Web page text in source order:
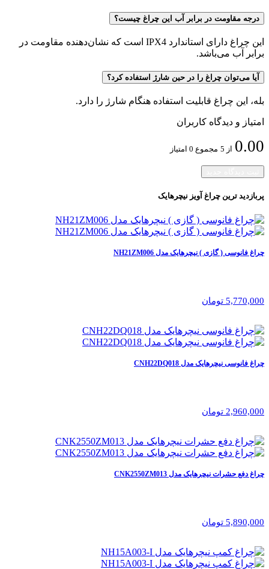
درجه مقاومت در برابر آب این چراغ چیست؟
این چراغ دارای استاندارد IPX4 است که نشان‌دهنده مقاومت در
برابر آب می‌باشد.
آیا می‌توان چراغ را در حین شارژ استفاده کرد؟
بله، این چراغ قابلیت استفاده هنگام شارژ را دارد.
امتیاز و دیدگاه کاربران
0.00 از 5 مجموع 0 امتیاز
پربازدید ترین چراغ آویز نیچرهایک
چراغ فانوسی ( گازی ) نیچرهایک مدل NH21ZM006
5,770,000 تومان
چراغ فانوسی نیچرهایک مدل CNH22DQ018
2,960,000 تومان
چراغ دفع حشرات نیچرهایک مدل CNK2550ZM013
5,890,000 تومان